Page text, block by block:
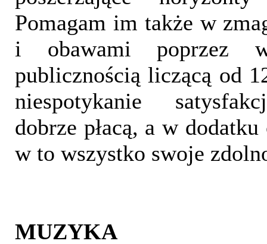
Pomagam im także w
i obawami poprzez
publicznością liczącą od
niespotykanie
dobrze płacą, a w dodatku
w to wszystko swoje
MUZYKA